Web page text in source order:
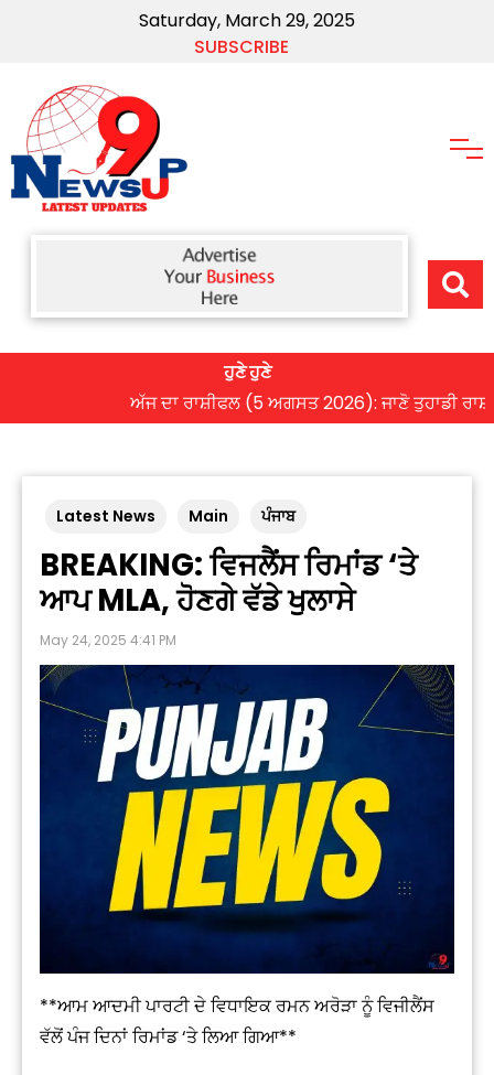
Saturday, March 29, 2025
SUBSCRIBE
ਹੁਣੇ ਹੁਣੇ
ਅੱਜ ਦਾ ਰਾਸ਼ੀਫਲ (5 ਅਗਸਤ 2026): ਜਾਣੋ ਤੁਹਾਡੀ ਰਾਸ਼ੀ
Latest News Main ਪੰਜਾਬ
BREAKING: ਵਿਜਲੈਂਸ ਰਿਮਾਂਡ ‘ਤੇ
ਆਪ MLA, ਹੋਣਗੇ ਵੱਡੇ ਖੁਲਾਸੇ
May 24, 2025 4:41 PM
**ਆਮ ਆਦਮੀ ਪਾਰਟੀ ਦੇ ਵਿਧਾਇਕ ਰਮਨ ਅਰੋੜਾ ਨੂੰ ਵਿਜੀਲੈਂਸ
ਵੱਲੋਂ ਪੰਜ ਦਿਨਾਂ ਰਿਮਾਂਡ ‘ਤੇ ਲਿਆ ਗਿਆ**